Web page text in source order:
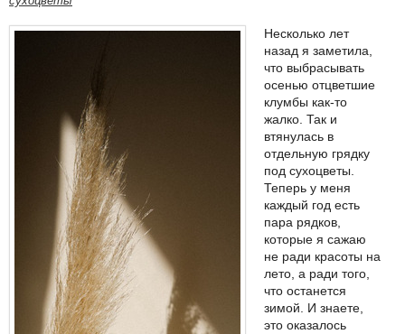
Несколько лет
назад я заметила,
что выбрасывать
осенью отцветшие
клумбы как-то
жалко. Так и
втянулась в
отдельную грядку
под сухоцветы.
Теперь у меня
каждый год есть
пара рядков,
которые я сажаю
не ради красоты на
лето, а ради того,
что останется
зимой. И знаете,
это оказалось